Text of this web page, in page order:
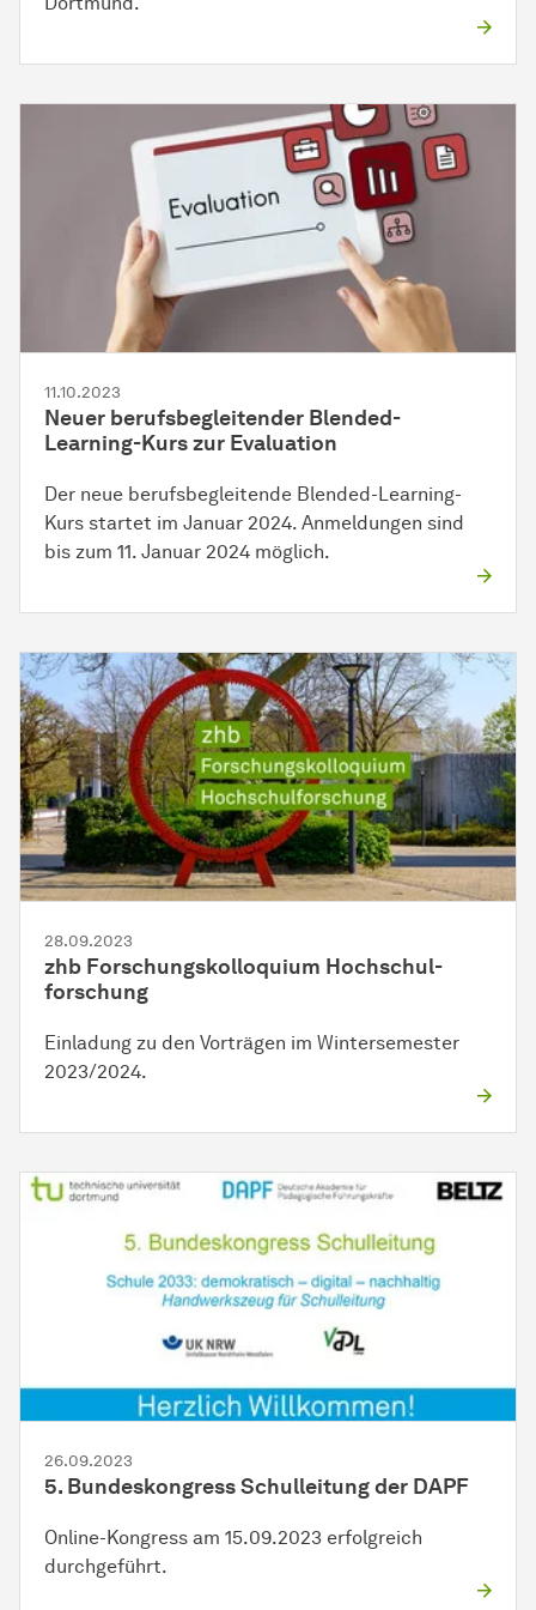
11.10.2023
Neuer berufsbegleitender Blended-
Learning-Kurs zur Evaluation
Der neue berufsbegleitende Blended-Learning-
Kurs startet im Januar 2024. Anmeldungen sind
bis zum 11. Januar 2024 möglich.
28.09.2023
zhb For­schungs­kollo­quium Hoch­schul­
forschung
Einladung zu den Vorträgen im Wintersemester
2023/2024.
26.09.2023
5. Bundeskongress Schulleitung der DAPF
Online-Kongress am 15.09.2023 erfolgreich
durchgeführt.